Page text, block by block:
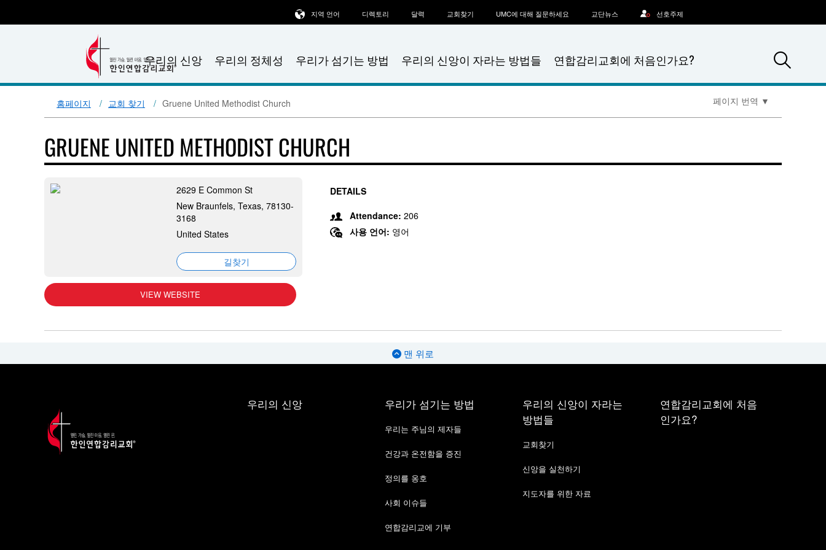
우리의 신앙 우리의 정체성 우리가 섬기는 방법 우리의 신앙이 자라는 방법들 연합감리교회에 처음인가요?
지역 언어 디렉토리 달력 교회찾기 UMC에 대해 질문하세요 교단뉴스 선호주제
홈페이지 교회 찾기 Gruene United Methodist Church 페이지 번역 ▼
GRUENE UNITED METHODIST CHURCH
2629 E Common St
New Braunfels, Texas, 78130-
3168
United States
길찾기
VIEW WEBSITE
DETAILS
Attendance: 206
사용 언어: 영어
맨 위로
우리의 신앙 우리가 섬기는 방법
우리는 주님의 제자들
건강과 온전함을 증진
정의를 옹호
사회 이슈들
연합감리교에 기부
우리의 신앙이 자라는
방법들
교회찾기
신앙을 실천하기
지도자를 위한 자료
연합감리교회에 처음
인가요?